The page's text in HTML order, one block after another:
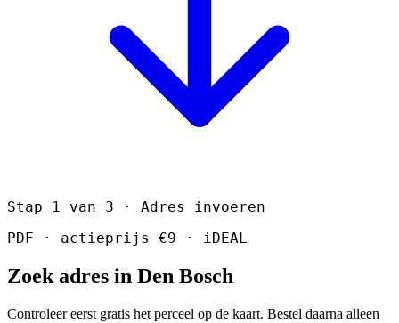
Stap 1 van 3 · Adres invoeren
PDF · actieprijs €9 · iDEAL
Zoek adres in Den Bosch
Controleer eerst gratis het perceel op de kaart. Bestel daarna alleen